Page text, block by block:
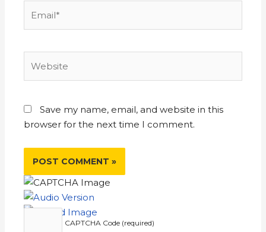
Save my name, email, and website in this
browser for the next time I comment.
CAPTCHA Code (required)